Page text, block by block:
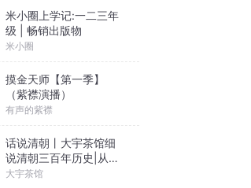
米小圈上学记:一二三年
级 | 畅销出版物
米小圈
摸金天师【第一季】
（紫襟演播）
有声的紫襟
话说清朝丨大宇茶馆细
说清朝三百年历史|从努
尔哈赤到末代皇帝溥仪|
大宇茶馆